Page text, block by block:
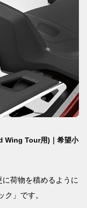
Wing Tour用)｜希望小
荷物を積めるように
」です。